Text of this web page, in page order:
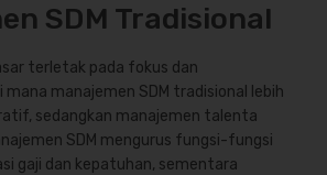
SDM Tradisional
terletak pada fokus dan
manajemen SDM tradisional lebih
sedangkan manajemen talenta
SDM mengurus fungsi-fungsi
gaji dan kepatuhan, sementara